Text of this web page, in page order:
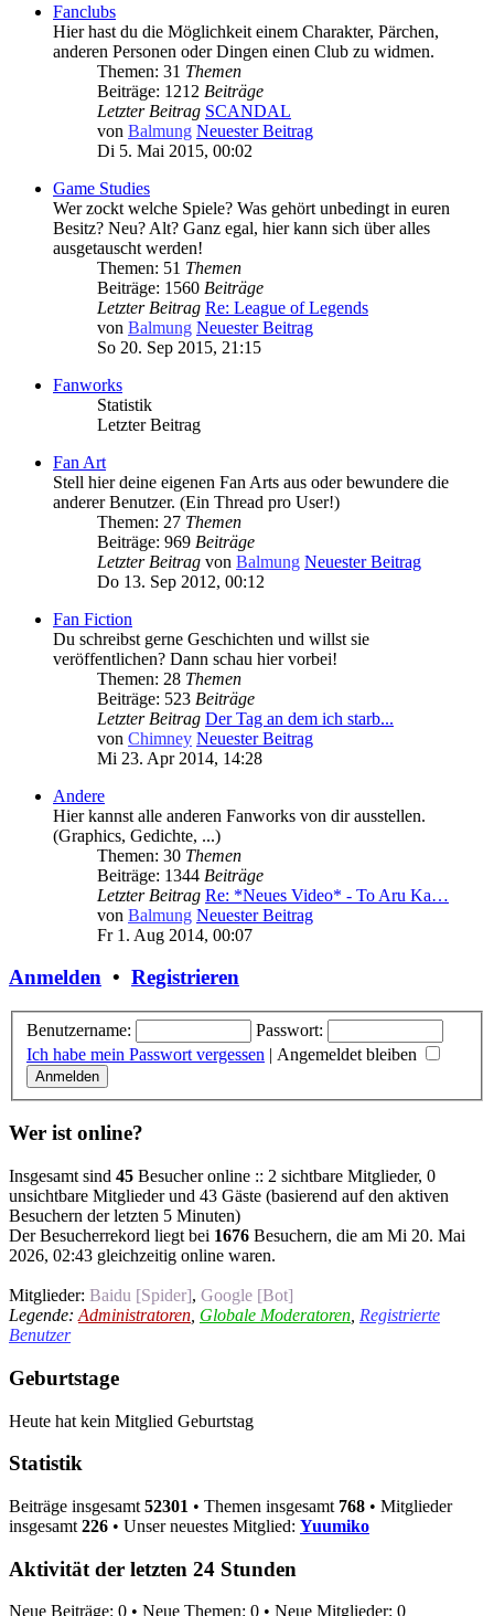
Fanclubs
Hier hast du die Möglichkeit einem Charakter, Pärchen,
anderen Personen oder Dingen einen Club zu widmen.
Themen: 31 Themen
Beiträge: 1212 Beiträge
Letzter Beitrag SCANDAL
von Balmung Neuester Beitrag
Di 5. Mai 2015, 00:02
Game Studies
Wer zockt welche Spiele? Was gehört unbedingt in euren
Besitz? Neu? Alt? Ganz egal, hier kann sich über alles
ausgetauscht werden!
Themen: 51 Themen
Beiträge: 1560 Beiträge
Letzter Beitrag Re: League of Legends
von Balmung Neuester Beitrag
So 20. Sep 2015, 21:15
Fanworks
Statistik
Letzter Beitrag
Fan Art
Stell hier deine eigenen Fan Arts aus oder bewundere die
anderer Benutzer. (Ein Thread pro User!)
Themen: 27 Themen
Beiträge: 969 Beiträge
Letzter Beitrag von Balmung Neuester Beitrag
Do 13. Sep 2012, 00:12
Fan Fiction
Du schreibst gerne Geschichten und willst sie
veröffentlichen? Dann schau hier vorbei!
Themen: 28 Themen
Beiträge: 523 Beiträge
Letzter Beitrag Der Tag an dem ich starb...
von Chimney Neuester Beitrag
Mi 23. Apr 2014, 14:28
Andere
Hier kannst alle anderen Fanworks von dir ausstellen.
(Graphics, Gedichte, ...)
Themen: 30 Themen
Beiträge: 1344 Beiträge
Letzter Beitrag Re: *Neues Video* - To Aru Ka…
von Balmung Neuester Beitrag
Fr 1. Aug 2014, 00:07
Anmelden • Registrieren
Benutzername:
Passwort:
Ich habe mein Passwort vergessen | Angemeldet bleiben
Wer ist online?
Insgesamt sind 45 Besucher online :: 2 sichtbare Mitglieder, 0
unsichtbare Mitglieder und 43 Gäste (basierend auf den aktiven
Besuchern der letzten 5 Minuten)
Der Besucherrekord liegt bei 1676 Besuchern, die am Mi 20. Mai
2026, 02:43 gleichzeitig online waren.
Mitglieder: Baidu [Spider], Google [Bot]
Legende: Administratoren Globale Moderatoren Registrierte
Benutzer
Geburtstage
Heute hat kein Mitglied Geburtstag
Statistik
Beiträge insgesamt 52301 • Themen insgesamt 768 • Mitglieder
insgesamt 226 • Unser neuestes Mitglied: Yuumiko
Aktivität der letzten 24 Stunden
Neue Beiträge: 0 • Neue Themen: 0 • Neue Mitglieder: 0